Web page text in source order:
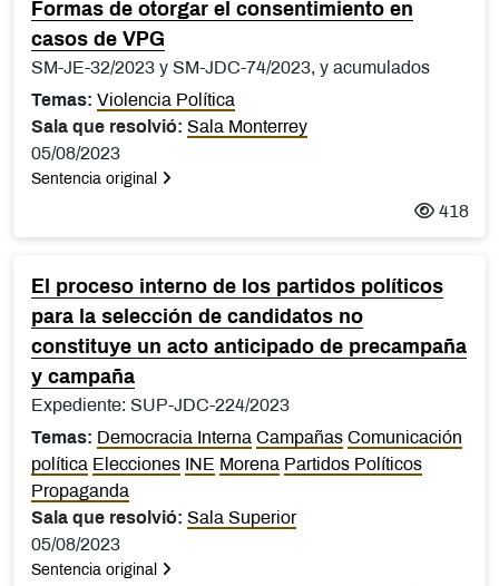
Formas de otorgar el consentimiento en
casos de VPG
SM-JE-32/2023 y SM-JDC-74/2023, y acumulados
Temas: Violencia Política
Sala que resolvió: Sala Monterrey
05/08/2023
Sentencia original
418
El proceso interno de los partidos políticos
para la selección de candidatos no
constituye un acto anticipado de precampaña
y campaña
Expediente: SUP-JDC-224/2023
Temas: Democracia Interna Campañas Comunicación
política Elecciones INE Morena Partidos Políticos
Propaganda
Sala que resolvió: Sala Superior
05/08/2023
Sentencia original